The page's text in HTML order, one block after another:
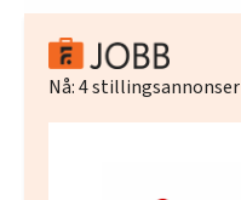
Nå:4stillingsannonser